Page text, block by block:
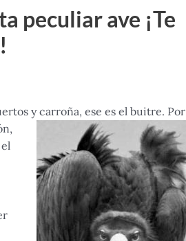
peculiar ave ¡Te
y carroña, ese es el buitre. Por